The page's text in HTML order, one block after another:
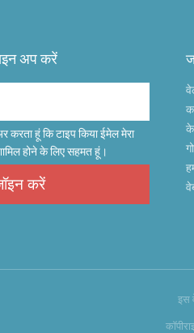
अप करें
हूं कि टाइप किया ईमेल मेरा
होने के लिए सहमत हूं।
करें
इस